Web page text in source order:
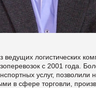
ведущих логистических
с 2001 года.
услуг,
в сфере торговли,